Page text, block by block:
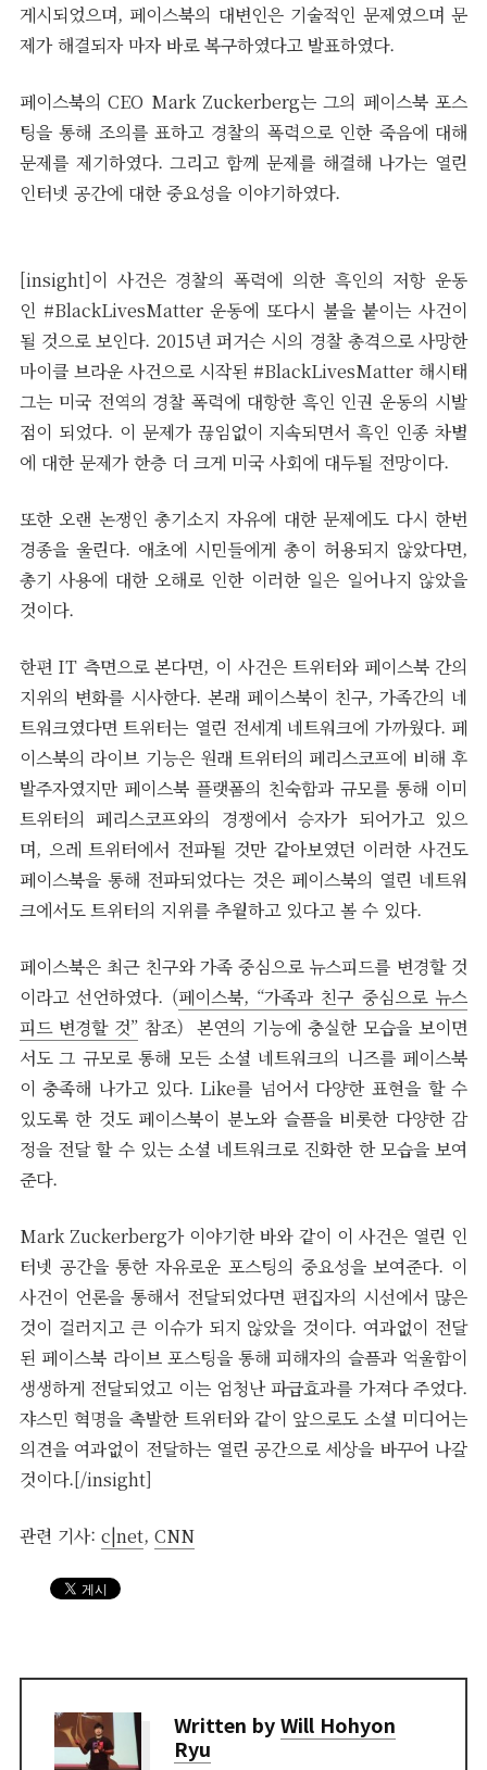
게시되었으며, 페이스북의 대변인은 기술적인 문제였으며 문
제가 해결되자 마자 바로 복구하였다고 발표하였다.
페이스북의 CEO Mark Zuckerberg는 그의 페이스북 포스
팅을 통해 조의를 표하고 경찰의 폭력으로 인한 죽음에 대해
문제를 제기하였다. 그리고 함께 문제를 해결해 나가는 열린
인터넷 공간에 대한 중요성을 이야기하였다.
[insight]이 사건은 경찰의 폭력에 의한 흑인의 저항 운동
인 #BlackLivesMatter 운동에 또다시 불을 붙이는 사건이
될 것으로 보인다. 2015년 퍼거슨 시의 경찰 총격으로 사망한
마이클 브라운 사건으로 시작된 #BlackLivesMatter 해시태
그는 미국 전역의 경찰 폭력에 대항한 흑인 인권 운동의 시발
점이 되었다. 이 문제가 끊임없이 지속되면서 흑인 인종 차별
에 대한 문제가 한층 더 크게 미국 사회에 대두될 전망이다.
또한 오랜 논쟁인 총기소지 자유에 대한 문제에도 다시 한번
경종을 울린다. 애초에 시민들에게 총이 허용되지 않았다면,
총기 사용에 대한 오해로 인한 이러한 일은 일어나지 않았을
것이다.
한편 IT 측면으로 본다면, 이 사건은 트위터와 페이스북 간의
지위의 변화를 시사한다. 본래 페이스북이 친구, 가족간의 네
트워크였다면 트위터는 열린 전세계 네트워크에 가까웠다. 페
이스북의 라이브 기능은 원래 트위터의 페리스코프에 비해 후
발주자였지만 페이스북 플랫폼의 친숙함과 규모를 통해 이미
트위터의 페리스코프와의 경쟁에서 승자가 되어가고 있으
며, 으레 트위터에서 전파될 것만 같아보였던 이러한 사건도
페이스북을 통해 전파되었다는 것은 페이스북의 열린 네트워
크에서도 트위터의 지위를 추월하고 있다고 볼 수 있다.
페이스북은 최근 친구와 가족 중심으로 뉴스피드를 변경할 것
이라고 선언하였다. (페이스북, “가족과 친구 중심으로 뉴스
피드 변경할 것”참조) 본연의 기능에 충실한 모습을 보이면
서도 그 규모로 통해 모든 소셜 네트워크의 니즈를 페이스북
이 충족해 나가고 있다. Like를 넘어서 다양한 표현을 할 수
있도록 한 것도 페이스북이 분노와 슬픔을 비롯한 다양한 감
정을 전달 할 수 있는 소셜 네트워크로 진화한 한 모습을 보여
준다.
Mark Zuckerberg가 이야기한 바와 같이 이 사건은 열린 인
터넷 공간을 통한 자유로운 포스팅의 중요성을 보여준다. 이
사건이 언론을 통해서 전달되었다면 편집자의 시선에서 많은
것이 걸러지고 큰 이슈가 되지 않았을 것이다. 여과없이 전달
된 페이스북 라이브 포스팅을 통해 피해자의 슬픔과 억울함이
생생하게 전달되었고 이는 엄청난 파급효과를 가져다 주었다.
쟈스민 혁명을 촉발한 트위터와 같이 앞으로도 소셜 미디어는
의견을 여과없이 전달하는 열린 공간으로 세상을 바꾸어 나갈
것이다.[/insight]
관련 기사: c|net, CNN
Written byWill Hohyon
Ryu